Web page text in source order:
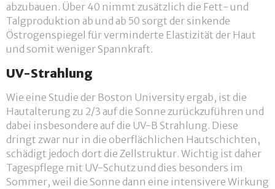
abzubauen. Über 40 nimmt zusätzlich die Fett- und
Talgproduktion ab und ab 50 sorgt der sinkende
Östrogenspiegel für verminderte Elastizität der Haut
und somit weniger Spannkraft.
UV-Strahlung
Wie eine Studie der Boston University ergab, ist die
Hautalterung zu 2/3 auf die Sonne zurückzuführen und
dabei insbesondere auf die UV-B Strahlung. Diese
dringt zwar nur in die oberflächlichen Hautschichten,
schädigt jedoch dort die Zellstruktur. Wichtig ist daher
Tagespflege mit UV-Schutz und dies besonders im
Sommer, weil die Sonne dann eine intensivere Wirkung